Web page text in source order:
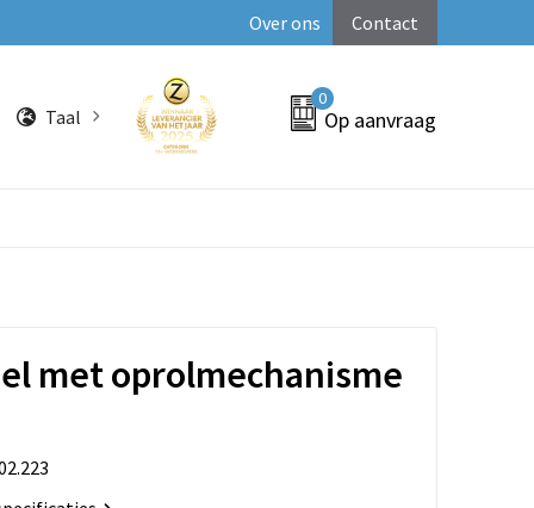
Over ons Contact
Taal
0
Op aanvraag
met oprolmechanisme